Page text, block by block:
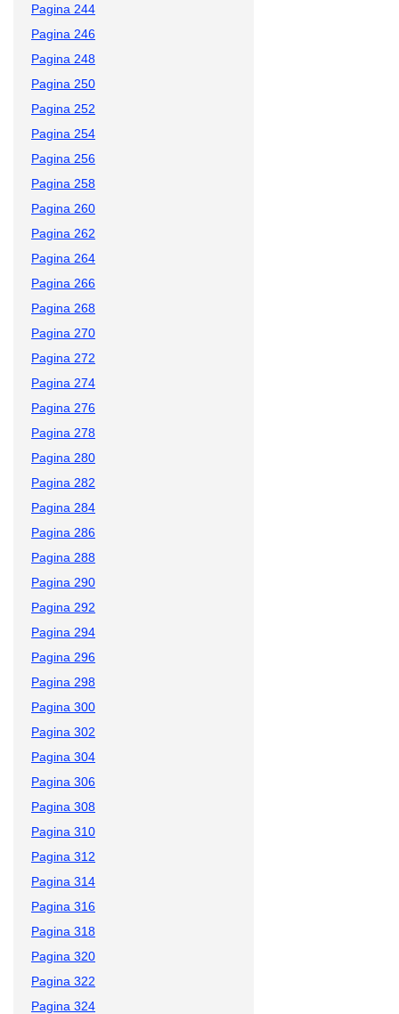
Pagina 244
Pagina 246
Pagina 248
Pagina 250
Pagina 252
Pagina 254
Pagina 256
Pagina 258
Pagina 260
Pagina 262
Pagina 264
Pagina 266
Pagina 268
Pagina 270
Pagina 272
Pagina 274
Pagina 276
Pagina 278
Pagina 280
Pagina 282
Pagina 284
Pagina 286
Pagina 288
Pagina 290
Pagina 292
Pagina 294
Pagina 296
Pagina 298
Pagina 300
Pagina 302
Pagina 304
Pagina 306
Pagina 308
Pagina 310
Pagina 312
Pagina 314
Pagina 316
Pagina 318
Pagina 320
Pagina 322
Pagina 324